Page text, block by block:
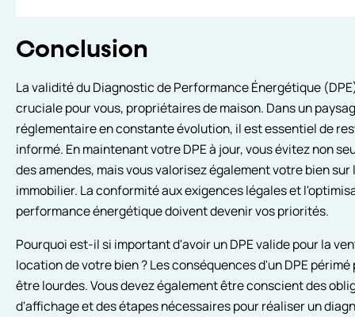
Conclusion
La validité du Diagnostic de Performance Énergétique
cruciale pour vous, propriétaires de maison. Dans un
réglementaire en constante évolution, il est essentiel de
informé. En maintenant votre DPE à jour, vous évitez non
des amendes, mais vous valorisez également votre bien sur
immobilier. La conformité aux exigences légales et
performance énergétique doivent devenir vos priorités.
Pourquoi est-il si important d'avoir un DPE valide pour la
location de votre bien ? Les conséquences d'un DPE
être lourdes. Vous devez également être conscient des
d'affichage et des étapes nécessaires pour réaliser un